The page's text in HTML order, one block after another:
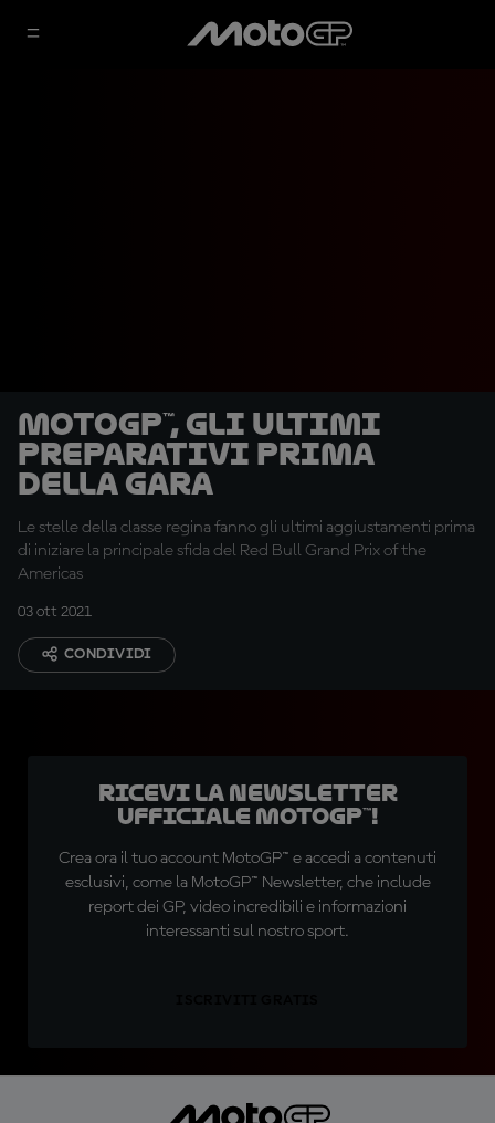
MotoGP™, gli ultimi
preparativi prima
della gara
Le stelle della classe regina fanno gli ultimi aggiustamenti prima
di iniziare la principale sfida del Red Bull Grand Prix of the
Americas
03 ott 2021
CONDIVIDI
Ricevi la newsletter
ufficiale MotoGP™!
Crea ora il tuo account MotoGP™ e accedi a contenuti
esclusivi, come la MotoGP™ Newsletter, che include
report dei GP, video incredibili e informazioni
interessanti sul nostro sport.